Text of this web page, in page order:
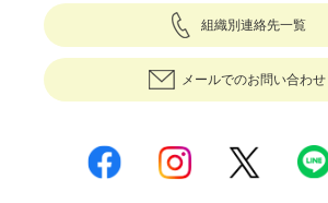
組織別連絡先一覧
メールでのお問い合わせ